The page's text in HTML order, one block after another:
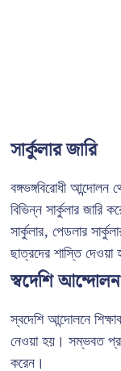
সার্কুলার জারি
বঙ্গভঙ্গবিরোধী আন্দোলন
বিভিন্ন সার্কুলার জারি
সার্কুলার, পেডলার
ছাত্রদের শাস্তি দেওয়া
স্বদেশি আন্দোলন
স্বদেশি আন্দোলনে
নেওয়া হয়। সম্ভবত
করেন।